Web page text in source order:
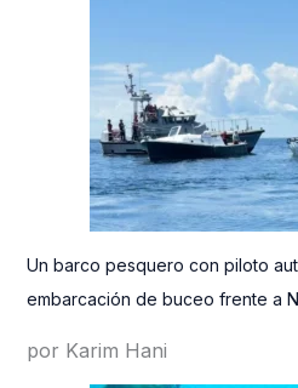
Un barco pesquero con piloto
embarcación de buceo frente a
por Karim Hani